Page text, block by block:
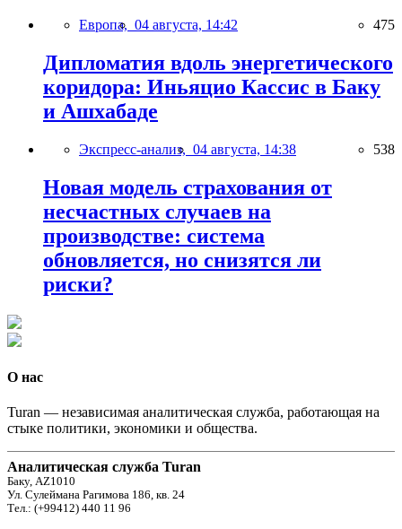
Европа, 04 августа, 14:42 475
Дипломатия вдоль энергетического
коридора: Иньяцио Кассис в Баку
и Ашхабаде
Экспресс-анализ, 04 августа, 14:38 538
Новая модель страхования от
несчастных случаев на
производстве: система
обновляется, но снизятся ли
риски?
О нас
Turan — независимая аналитическая служба, работающая на
стыке политики, экономики и общества.
Аналитическая служба Turan
Баку, AZ1010
Ул. Сулеймана Рагимова 186, кв. 24
Тел.: (+99412) 440 11 96